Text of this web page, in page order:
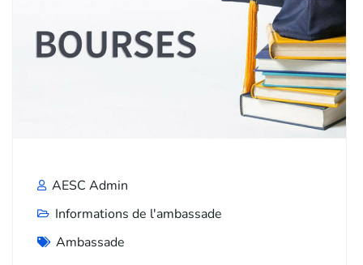
AESC Admin
Informations de l'ambassade
Ambassade